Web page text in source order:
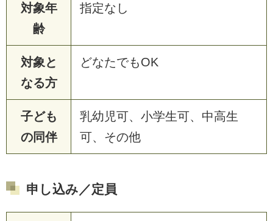
対象年
齢
指定なし
対象と
なる方
どなたでもOK
子ども
の同伴
乳幼児可、小学生可、中高生
可、その他
申し込み／定員